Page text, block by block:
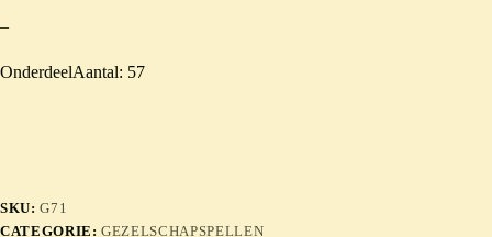
–
OnderdeelAantal: 57
SKU:G71
CATEGORIE:GEZELSCHAPSPELLEN